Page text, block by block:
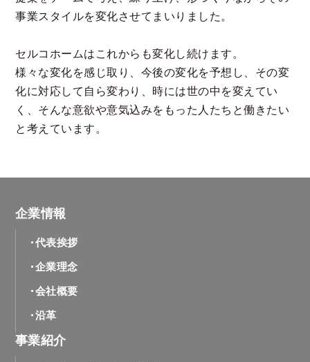
事業スタイルを変化させてまいりました。
セルコホームはこれからも変化し続けます。
様々な変化を感じ取り、今後の変化を予想し、その変
化に対応して自ら変わり、時には世の中を変えてい
く、そんな意欲や意気込みをもった人たちと働きたい
と考えています。
企業情報
代表挨拶
企業理念
会社概要
沿革
事業紹介